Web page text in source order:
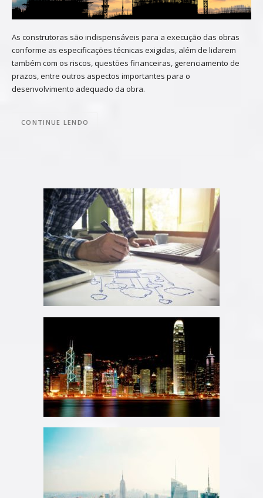
As construtoras são indispensáveis para a execução das obras
conforme as especificações técnicas exigidas, além de lidarem
também com os riscos, questões financeiras, gerenciamento de
prazos, entre outros aspectos importantes para o
desenvolvimento adequado da obra.
CONTINUE LENDO